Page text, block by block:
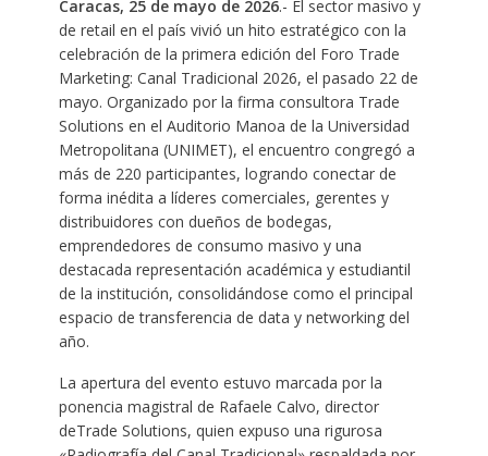
Caracas, 25 de mayo de 2026.- El sector masivo y
de retail en el país vivió un hito estratégico con la
celebración de la primera edición del Foro Trade
Marketing: Canal Tradicional 2026, el pasado 22 de
mayo. Organizado por la firma consultora Trade
Solutions en el Auditorio Manoa de la Universidad
Metropolitana (UNIMET), el encuentro congregó a
más de 220 participantes, logrando conectar de
forma inédita a líderes comerciales, gerentes y
distribuidores con dueños de bodegas,
emprendedores de consumo masivo y una
destacada representación académica y estudiantil
de la institución, consolidándose como el principal
espacio de transferencia de data y networking del
año.
La apertura del evento estuvo marcada por la
ponencia magistral de Rafaele Calvo, director
deTrade Solutions, quien expuso una rigurosa